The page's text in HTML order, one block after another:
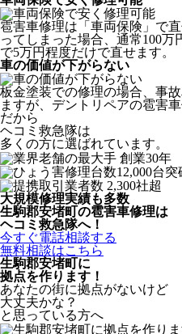
雹害車修理は「車両保険」で
ってしまった場合、通常100
で5万円程度だけで直せます。
車の価値が下がらない
板金塗装での修理の場合、事
ますが、デントリペアの雹害
だから
ヘコミ救急隊は
多くの方に選ばれています。
大規模修理実績も多数
生駒郡安堵町の雹害車修理は
ヘコミ救急隊へ！
今すぐ電話相談する
無料相談はこちら
生駒郡安堵町に
拠点を作ります！
あなたの街に拠点がないけど
大丈夫かな？
と思っている方へ